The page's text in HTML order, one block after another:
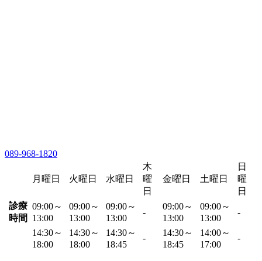
089-968-1820
月曜日 火曜日 水曜日
木
曜
日
金曜日 土曜日
日
曜
日
診療
時間
09:00～
13:00
09:00～
13:00
09:00～
13:00
-
09:00～
13:00
09:00～
13:00
-
14:30～
18:00
14:30～
18:00
14:30～
18:45
-
14:30～
18:45
14:00～
17:00
-